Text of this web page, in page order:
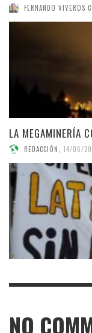
FERNANDO VIVEROS
LA MEGAMINERÍA
REDACCIÓN 14/06/
NO